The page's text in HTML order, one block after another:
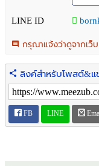
สามารถทำสระว่ายน้ำเล็ก
-ห่างจากถนน เชียงใหม่
-ห่างจากเซ็นทรัลเชียงใ
สถานที่ใกล้เคียง
-วัดเมืองวะ
-หอนาฬิกา​ เมืองเล็น
-ตลาดนัดทุ่งข้าวตอก
LINE ID
กรุณาแจ้งว่าดูจากเว็
ลิงค์สำหรับโพสต์&แ
FB LINE